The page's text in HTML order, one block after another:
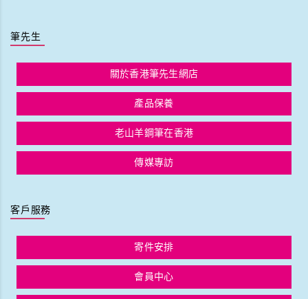
筆先生
關於香港筆先生網店
產品保養
老山羊鋼筆在香港
傳媒專訪
客戶服務
寄件安排
會員中心